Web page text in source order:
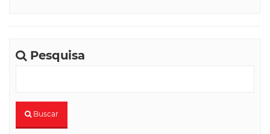
Pesquisa
Buscar